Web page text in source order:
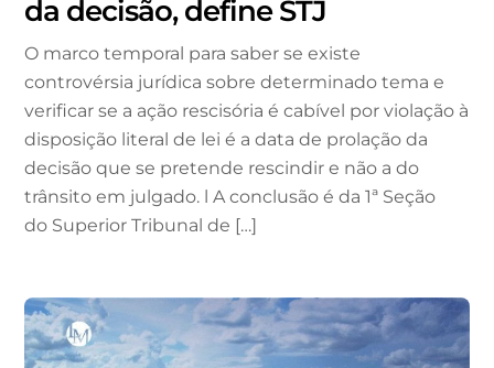
da decisão, define STJ
O marco temporal para saber se existe
controvérsia jurídica sobre determinado tema e
verificar se a ação rescisória é cabível por violação à
disposição literal de lei é a data de prolação da
decisão que se pretende rescindir e não a do
trânsito em julgado. l A conclusão é da 1ª Seção
do Superior Tribunal de […]